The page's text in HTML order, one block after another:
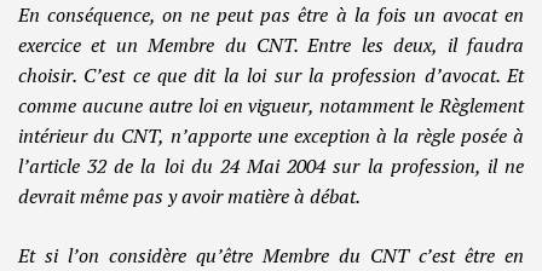
En conséquence, on ne peut pas être à la fois un avocat en
exercice et un Membre du CNT. Entre les deux, il faudra
choisir. C’est ce que dit la loi sur la profession d’avocat. Et
comme aucune autre loi en vigueur, notamment le Règlement
intérieur du CNT, n’apporte une exception à la règle posée à
l’article 32 de la loi du 24 Mai 2004 sur la profession, il ne
devrait même pas y avoir matière à débat.
Et si l’on considère qu’être Membre du CNT c’est être en